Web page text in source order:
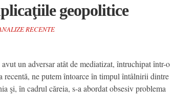
geopolitice
RECENTE
un adversar atât de mediatizat, întruchipat într-o
ne putem întoarce în timpul întâlnirii dintre
şi, în cadrul căreia, s-a abordat obsesiv problema